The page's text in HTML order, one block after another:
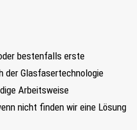
bestenfalls erste
der Glasfasertechnologie
Arbeitsweise
nicht finden wir eine Lösung